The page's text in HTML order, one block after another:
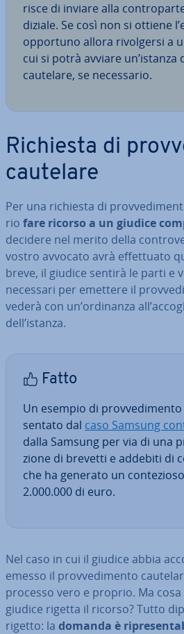
ri­sce di inviare alla
di­zia­le. Se così non si ottiene
opportuno allora ri­vol­ger­si a
cui si potrà avviare
cautelare, se ne­ces­sa­rio.
Richiesta di
cautelare
Per una richiesta di
rio fare ricorso a un giudice
decidere nel merito della
vostro avvocato avrà ef­fet­tua­to
breve, il giudice sentirà le parti e
necessari per emettere il
ve­de­rà con un’ordinanza
dell’istanza.
Fatto
Un esempio di
sen­ta­to dal caso Samsung
dalla Samsung per via di una
zio­ne di brevetti e addebiti di
che ha generato un
2.000.000 di euro.
Nel caso in cui il giudice abbia
emesso il prov­ve­di­men­to
processo vero e proprio. Ma cosa
giudice rigetta il ricorso? Tutto
rigetto: la domanda è